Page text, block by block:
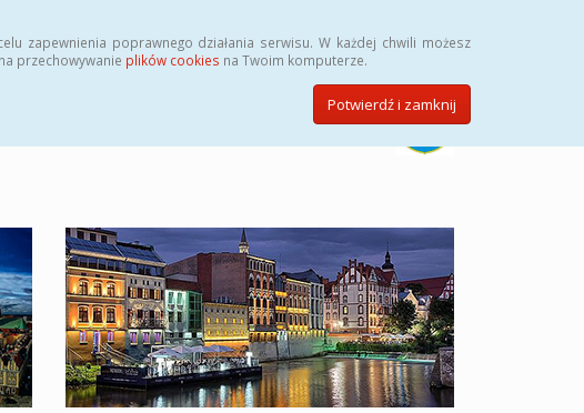
zapewnienia poprawnego działania serwisu. W każdej chwili możesz
przechowywanie plików cookies na Twoim komputerze.
Potwierdź i zamknij